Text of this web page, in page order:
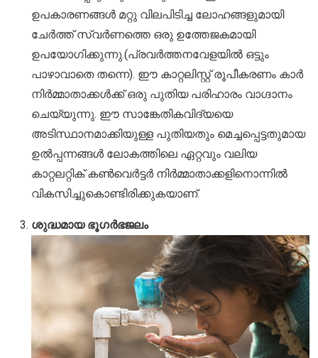
ഉപകാരണങ്ങൾ മറ്റു വിലപിടിച്ച ലോഹങ്ങളുമായി
ചേർത്ത് സ്വർണത്തെ ഒരു ഉത്തേജകമായി
ഉപയോഗിക്കുന്നു.(പ്രവർത്തനവേളയിൽ ഒട്ടും
പാഴാവാതെ തന്നെ). ഈ കാറ്റലിസ്റ്റ് രൂപീകരണം കാർ
നിർമ്മാതാക്കൾക്ക് ഒരു പുതിയ പരിഹാരം വാഗ്ദാനം
ചെയ്യുന്നു. ഈ സാങ്കേതികവിദ്യയെ
അടിസ്ഥാനമാക്കിയുള്ള പുതിയതും മെച്ചപ്പെട്ടതുമായ
ഉൽപ്പന്നങ്ങൾ ലോകത്തിലെ ഏറ്റവും വലിയ
കാറ്റലറ്റിക് കൺവെർട്ടർ നിർമ്മാതാക്കളിനൊന്നിൽ
വികസിച്ചുകൊണ്ടിരിക്കുകയാണ്.
ശുദ്ധമായ ഭൂഗർഭജലം